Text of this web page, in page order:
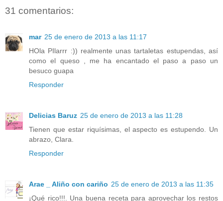
31 comentarios:
mar 25 de enero de 2013 a las 11:17
HOla PIlarrr :)) realmente unas tartaletas estupendas, así
como el queso , me ha encantado el paso a paso un
besuco guapa
Responder
Delicias Baruz 25 de enero de 2013 a las 11:28
Tienen que estar riquísimas, el aspecto es estupendo. Un
abrazo, Clara.
Responder
Arae _ Aliño con cariño 25 de enero de 2013 a las 11:35
¡Qué rico!!!. Una buena receta para aprovechar los restos